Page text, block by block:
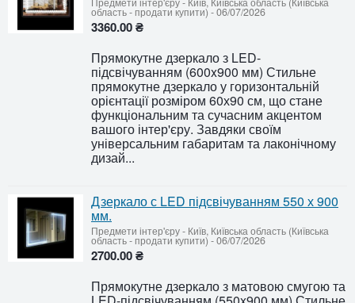
область - продати купити)-06/07/2026
3360.00 ₴
Прямокутне дзеркало з LED-
підсвічуванням (600x900 мм) Стильне
прямокутне дзеркало у горизонтальній
орієнтації розміром 60х90 см, що стане
функціональним та сучасним акцентом
вашого інтер'єру. Завдяки своїм
універсальним габаритам та лаконічному
дизай...
Дзеркало с LED підсвічуванням 550 х 900
мм.
Предмети інтер'єру- Київ, Київська область (Київська
область - продати купити)-06/07/2026
2700.00 ₴
Прямокутне дзеркало з матовою смугою та